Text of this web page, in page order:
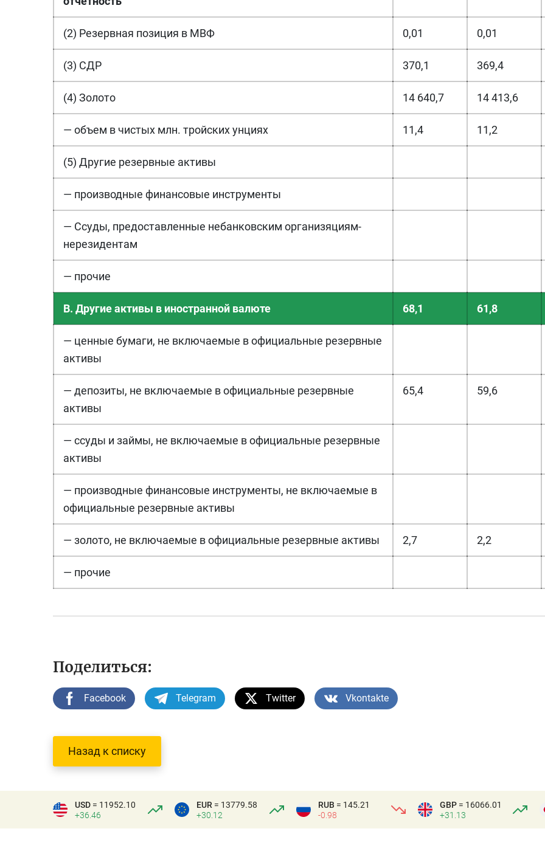
(2) Резервная позиция в МВФ 0,01 0,01
(3) СДР 370,1 369,4
(4) Золото 14 640,7 14 413,6
— объем в чистых млн. тройских унциях 11,4 11,2
(5) Другие резервные активы
— производные финансовые инструменты
— Ссуды, предоставленные небанковским организяциям-
нерезидентам
— прочие
B. Другие активы в иностранной валюте 68,1 61,8
— ценные бумаги, не включаемые в официальные резервные
активы
— депозиты, не включаемые в официальные резервные
активы
65,4 59,6
— ссуды и займы, не включаемые в официальные резервные
активы
— производные финансовые инструменты, не включаемые в
официальные резервные активы
— золото, не включаемые в официальные резервные активы 2,7 2,2
— прочие
Поделиться:
Facebook Telegram Twitter Vkontakte
Назад к списку
USD = 11952.10
+36.46
EUR = 13779.58
+30.12
RUB = 145.21
-0.98
GBP = 16066.01
+31.13